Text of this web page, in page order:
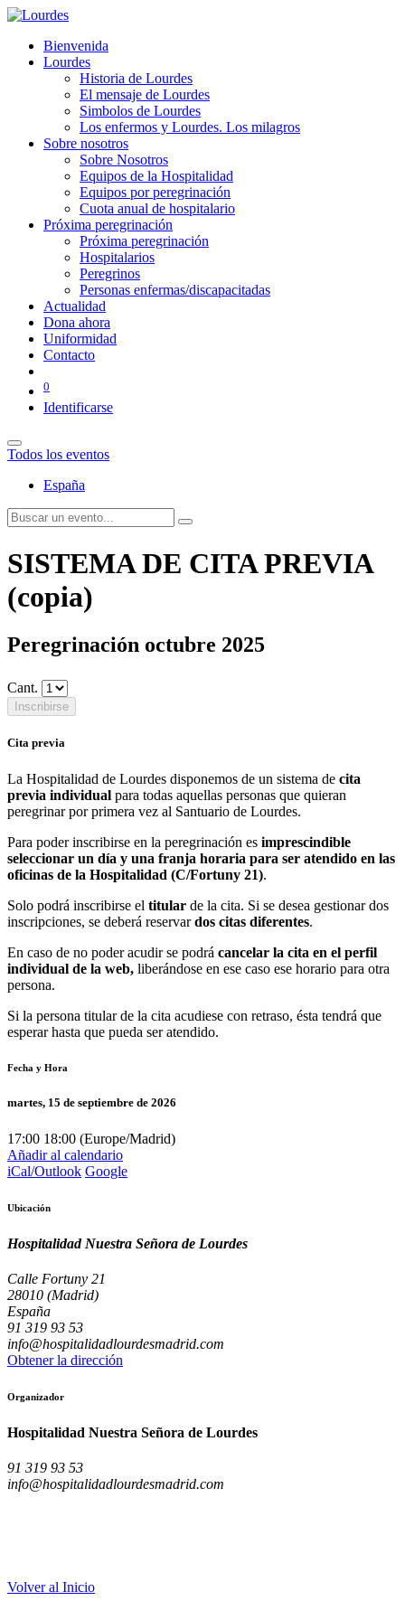
Bienvenida
Lourdes
Historia de Lourdes
El mensaje de Lourdes
Simbolos de Lourdes
Los enfermos y Lourdes. Los milagros
Sobre nosotros
Sobre Nosotros
Equipos de la Hospitalidad
Equipos por peregrinación
Cuota anual de hospitalario
Próxima peregrinación
Próxima peregrinación
Hospitalarios
Peregrinos
Personas enfermas/discapacitadas
Actualidad
Dona ahora
Uniformidad
Contacto
0
Identificarse
Todos los eventos
España
SISTEMA DE CITA PREVIA
(copia)
Peregrinación octubre 2025
Cant.
Inscribirse
Cita previa
La Hospitalidad de Lourdes disponemos de un sistema de cita
previa individual para todas aquellas personas que quieran
peregrinar por primera vez al Santuario de Lourdes.
Para poder inscribirse en la peregrinación es imprescindible
seleccionar un día y una franja horaria para ser atendido en las
oficinas de la Hospitalidad (C/Fortuny 21).
Solo podrá inscribirse el titular de la cita. Si se desea gestionar dos
inscripciones, se deberá reservardos citas diferentes.
En caso de no poder acudir se podrá cancelar la cita en el perfil
individual de la web, liberándose en ese caso ese horario para otra
persona.
Si la persona titular de la cita acudiese con retraso, ésta tendrá que
esperar hasta que pueda ser atendido.
Fecha y Hora
martes, 15 de septiembre de 2026
17:00 18:00 (Europe/Madrid)
Añadir al calendario
iCal/Outlook Google
Ubicación
Hospitalidad Nuestra Señora de Lourdes
Calle Fortuny 21
28010 (Madrid)
España
91 319 93 53
info@hospitalidadlourdesmadrid.com
Obtener la dirección
Organizador
Hospitalidad Nuestra Señora de Lourdes
91 319 93 53
info@hospitalidadlourdesmadrid.com
Volver al Inicio